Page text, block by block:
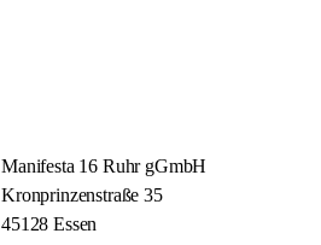
Manifesta 16 Ruhr gGmbH
Kronprinzenstraße 35
45128 Essen